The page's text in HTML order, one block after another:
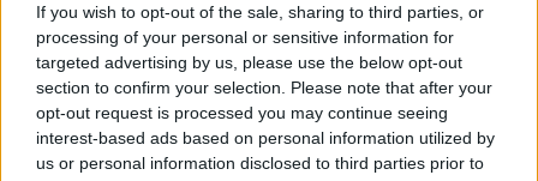
If you wish to opt-out of the sale, sharing to third parties, or
processing of your personal or sensitive information for
targeted advertising by us, please use the below opt-out
section to confirm your selection. Please note that after your
opt-out request is processed you may continue seeing
interest-based ads based on personal information utilized by
us or personal information disclosed to third parties prior to
PLUS